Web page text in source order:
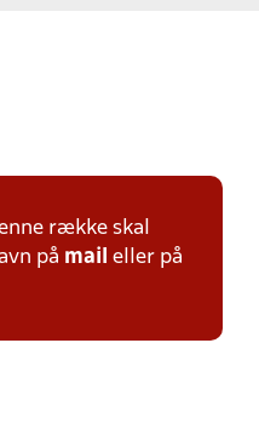
række skal
på mail eller på